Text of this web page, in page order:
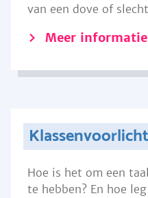
van een dove of
Meer informatie
Hoe is het om een
te hebben? En hoe